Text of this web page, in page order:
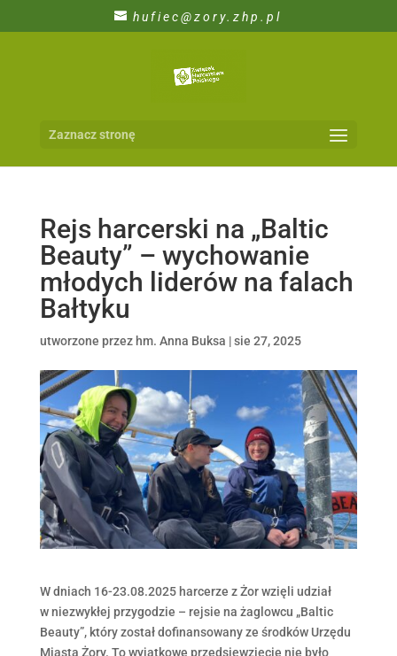
hufiec@zory.zhp.pl
Zaznacz stronę
Rejs harcerski na „Baltic
Beauty” – wychowanie
młodych liderów na falach
Bałtyku
utworzone przez hm. Anna Buksa |sie 27, 2025
W dniach 16-23.08.2025 harcerze z Żor wzięli udział
w niezwykłej przygodzie – rejsie na żaglowcu „Baltic
Beauty”, który został dofinansowany ze środków Urzędu
Miasta Żory. To wyjątkowe przedsięwzięcie nie było